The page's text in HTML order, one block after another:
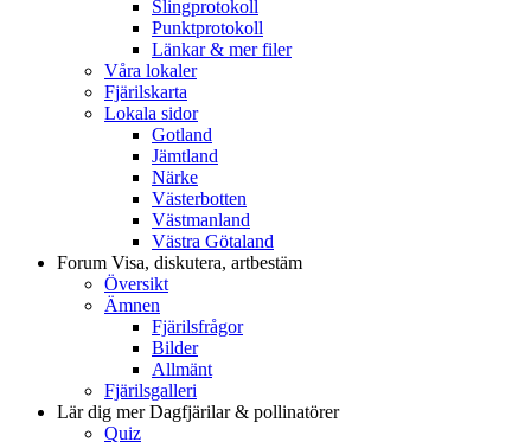
Slingprotokoll
Punktprotokoll
Länkar & mer filer
Våra lokaler
Fjärilskarta
Lokala sidor
Gotland
Jämtland
Närke
Västerbotten
Västmanland
Västra Götaland
Forum Visa, diskutera, artbestäm
Översikt
Ämnen
Fjärilsfrågor
Bilder
Allmänt
Fjärilsgalleri
Lär dig merDagfjärilar & pollinatörer
Quiz